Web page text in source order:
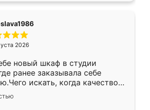
2026
новый шкаф в студии
ранее заказывала себе
искать, когда качеством
Служит кухня уже почти
нет.